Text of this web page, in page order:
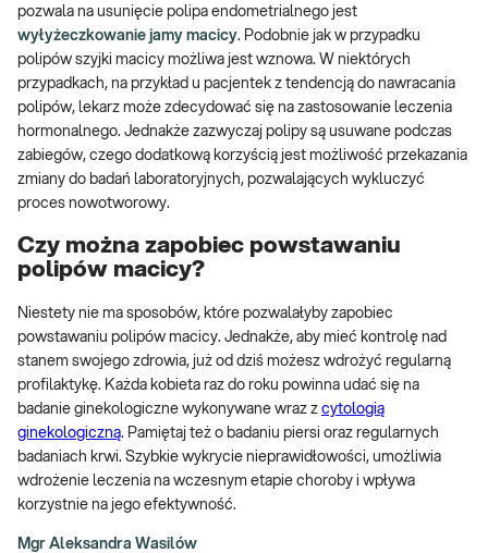
pozwala na usunięcie polipa endometrialnego jest
wyłyżeczkowanie jamy macicy. Podobnie jak w przypadku
polipów szyjki macicy możliwa jest wznowa. W niektórych
przypadkach, na przykład u pacjentek z tendencją do nawracania
polipów, lekarz może zdecydować się na zastosowanie leczenia
hormonalnego. Jednakże zazwyczaj polipy są usuwane podczas
zabiegów, czego dodatkową korzyścią jest możliwość przekazania
zmiany do badań laboratoryjnych, pozwalających wykluczyć
proces nowotworowy.
Czy można zapobiec powstawaniu
polipów macicy?
Niestety nie ma sposobów, które pozwalałyby zapobiec
powstawaniu polipów macicy. Jednakże, aby mieć kontrolę nad
stanem swojego zdrowia, już od dziś możesz wdrożyć regularną
profilaktykę. Każda kobieta raz do roku powinna udać się na
badanie ginekologiczne wykonywane wraz z cytologią
ginekologiczną. Pamiętaj też o badaniu piersi oraz regularnych
badaniach krwi. Szybkie wykrycie nieprawidłowości, umożliwia
wdrożenie leczenia na wczesnym etapie choroby i wpływa
korzystnie na jego efektywność.
Mgr Aleksandra Wasilów